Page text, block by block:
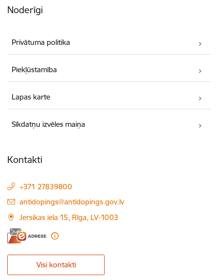
Noderīgi
Privātuma politika
Piekļūstamība
Lapas karte
Sīkdatņu izvēles maiņa
Kontakti
+371 27839800
E-pasts:
antidopings@antidopings.gov.lv
Jersikas iela 15, Rīga, LV-1003
Visi kontakti